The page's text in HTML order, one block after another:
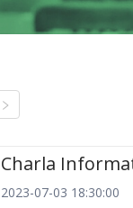
Charla
2023-07-03 18:30:00